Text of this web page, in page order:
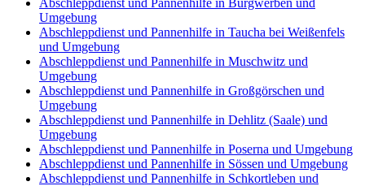
Umgebung
Abschleppdienst und Pannenhilfe in Taucha bei Weißenfels
und Umgebung
Abschleppdienst und Pannenhilfe in Muschwitz und
Umgebung
Abschleppdienst und Pannenhilfe in Großgörschen und
Umgebung
Abschleppdienst und Pannenhilfe in Dehlitz (Saale) und
Umgebung
Abschleppdienst und Pannenhilfe in Poserna und Umgebung
Abschleppdienst und Pannenhilfe in Sössen und Umgebung
Abschleppdienst und Pannenhilfe in Schkortleben und